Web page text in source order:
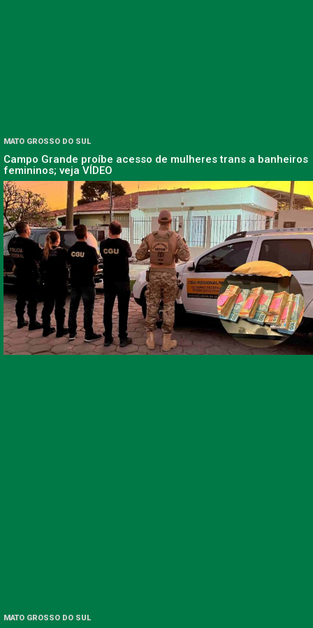
MATO GROSSO DO SUL
Campo Grande proíbe acesso de mulheres trans a banheiros
femininos; veja VÍDEO
MATO GROSSO DO SUL